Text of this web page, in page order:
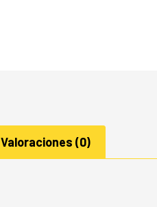
Valoraciones (0)